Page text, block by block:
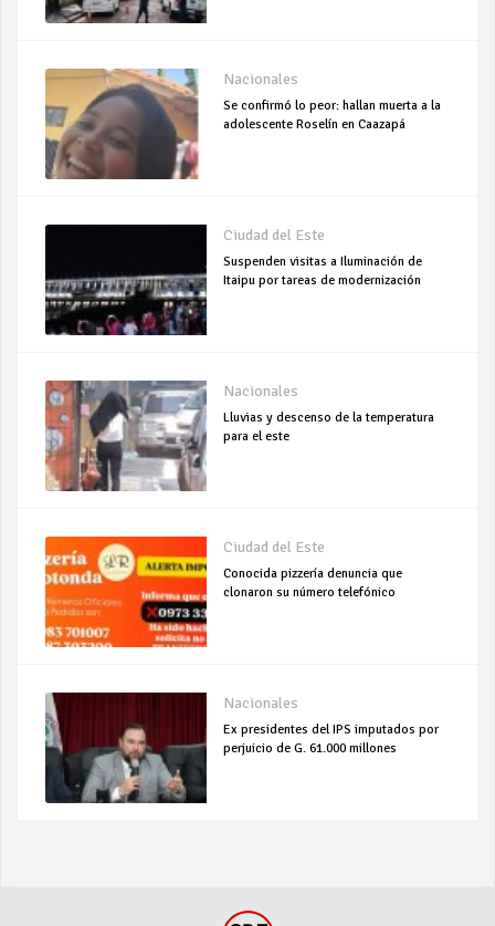
Nacionales
Se confirmó lo peor: hallan muerta a la
adolescente Roselín en Caazapá
Ciudad del Este
Suspenden visitas a Iluminación de
Itaipu por tareas de modernización
Nacionales
Lluvias y descenso de la temperatura
para el este
Ciudad del Este
Conocida pizzería denuncia que
clonaron su número telefónico
Nacionales
Ex presidentes del IPS imputados por
perjuicio de G. 61.000 millones